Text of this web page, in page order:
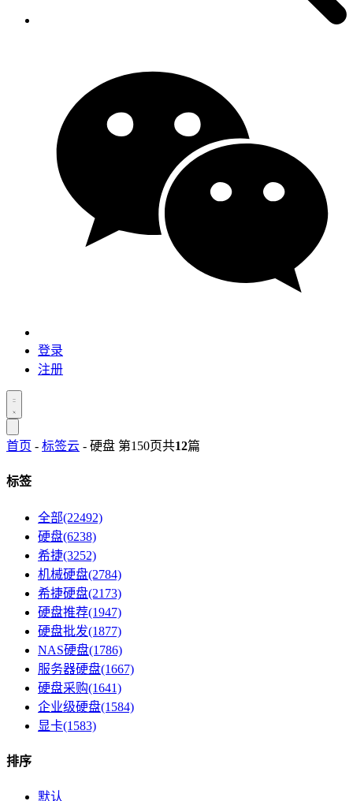
登录
注册
首页 - 标签云 - 硬盘 第150页共12篇
标签
全部(22492)
硬盘(6238)
希捷(3252)
机械硬盘(2784)
希捷硬盘(2173)
硬盘推荐(1947)
硬盘批发(1877)
NAS硬盘(1786)
服务器硬盘(1667)
硬盘采购(1641)
企业级硬盘(1584)
显卡(1583)
排序
默认